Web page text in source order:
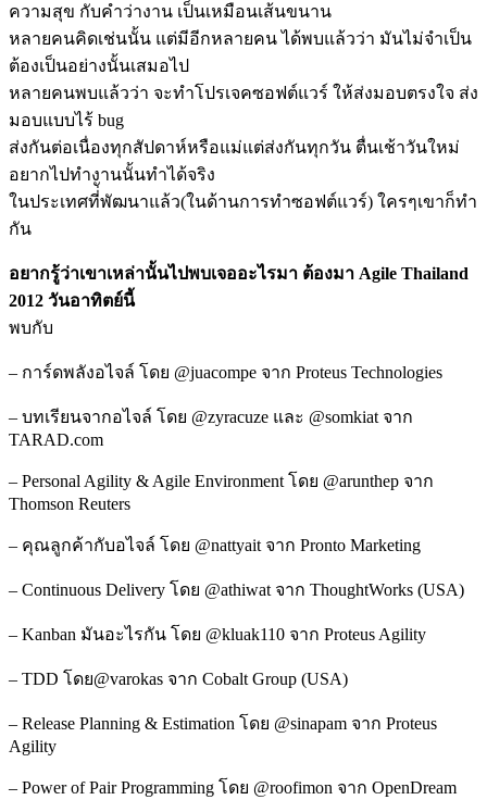
ความสุข กับคำว่างาน เป็นเหมือนเส้นขนาน
หลายคนคิดเช่นนั้น แต่มีอีกหลายคน ได้พบแล้วว่า มันไม่จำเป็น
ต้องเป็นอย่างนั้นเสมอไป
หลายคนพบแล้วว่า จะทำโปรเจคซอฟต์แวร์ ให้ส่งมอบตรงใจ ส่ง
มอบแบบไร้ bug
ส่งกันต่อเนื่องทุกสัปดาห์หรือแม่แต่ส่งกันทุกวัน ตื่นเช้าวันใหม่
อยากไปทำงานนั้นทำได้จริง
ในประเทศที่่ัพัฒนาแล้ว(ในด้านการทำซอฟต์แวร์) ใครๆเขาก็ทำ
กัน
อยากรู้ว่าเขาเหล่านั้นไปพบเจออะไรมา ต้องมา Agile Thailand
2012 วันอาทิตย์นี้
พบกับ
– การ์ดพลังอไจล์ โดย @juacompe จาก Proteus Technologies
– บทเรียนจากอไจล์ โดย @zyracuze และ @somkiat จาก
TARAD.com
– Personal Agility & Agile Environment โดย @arunthep จาก
Thomson Reuters
– คุณลูกค้ากับอไจล์ โดย @nattyait จาก Pronto Marketing
– Continuous Delivery โดย @athiwat จาก ThoughtWorks (USA)
– Kanban มันอะไรกัน โดย @kluak110 จาก Proteus Agility
– TDD โดย@varokas จาก Cobalt Group (USA)
– Release Planning & Estimation โดย @sinapam จาก Proteus
Agility
– Power of Pair Programming โดย @roofimon จาก OpenDream